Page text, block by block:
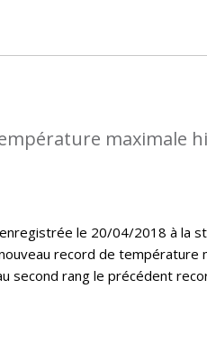
maximale
le 20/04/2018 à la
record de température
second rang le précédent